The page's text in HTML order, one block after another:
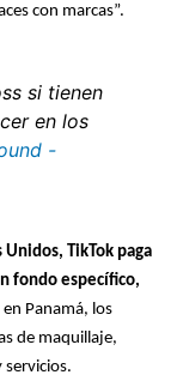
con marcas”.
si tienen
en los
-
Unidos, TikTok paga
fondo específico,
Panamá, los
de maquillaje,